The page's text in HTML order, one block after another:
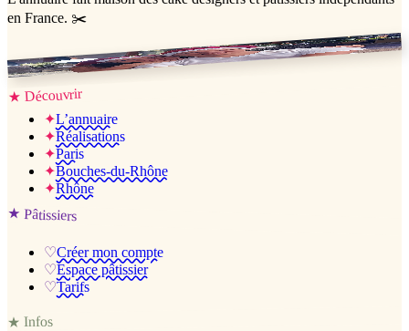
en France. ✂️
Jessica & Jérémy ♡
★ Découvrir
✦L’annuaire
✦Réalisations
✦Paris
✦Bouches-du-Rhône
✦Rhône
★ Pâtissiers
♡Créer mon compte
♡Espace pâtissier
♡Tarifs
★Infos